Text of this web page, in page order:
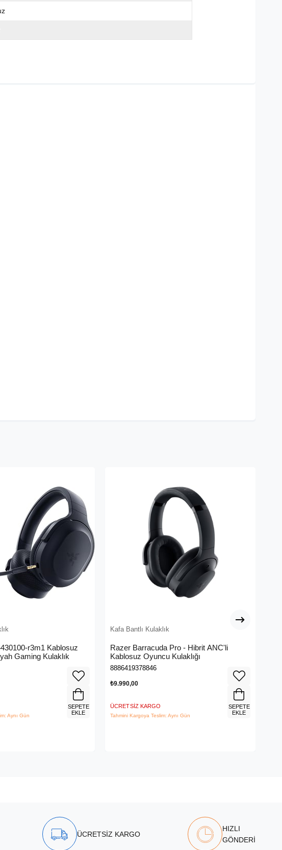
r3m1 Kablosuz
Gaming Kulaklık
Aynı Gün
SEPETE
EKLE
Kafa Bantlı Kulaklık
Razer Barracuda Pro - Hibrit ANC'li
Kablosuz Oyuncu Kulaklığı
8886419378846
₺9.990,00
ÜCRETSIZ KARGO
Tahmini Kargoya Teslim: Aynı Gün
SEPETE
EKLE
ÜCRETSİZ KARGO
HIZLI
GÖNDERİ